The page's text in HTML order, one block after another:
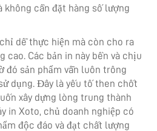
không cần đặt hàng số lượng
dễ thực hiện mà còn cho ra
cao. Các bản in này bền và chịu
đó sản phẩm vẫn luôn trông
dụng. Đây là yếu tố then chốt
xây dựng lòng trung thành
in Xoto, chủ doanh nghiệp có
độc đáo và đạt chất lượng